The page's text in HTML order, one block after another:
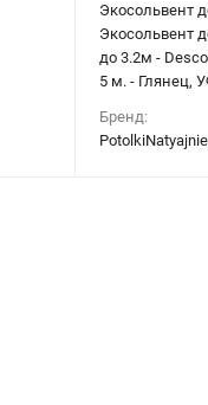
Экосольвент
Экосольвент
до 3.2м -
5 м. - Глянец,
Бренд:
PotolkiNatyajnie